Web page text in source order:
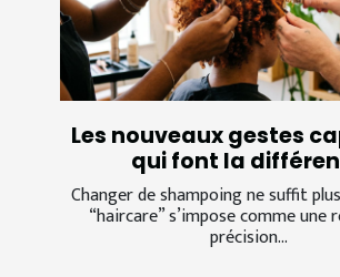
Les nouveaux gestes
qui font la
Changer de shampoing ne suffit
“haircare” s’impose comme une
précision...